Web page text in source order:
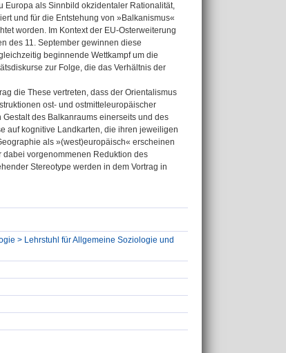
Europa als Sinnbild okzidentaler Rationalität,
und für die Entstehung von »Balkanismus«
worden. Im Kontext der EU-Osterweiterung
des 11. September gewinnen diese
beginnende Wettkampf um die
zur Folge, die das Verhältnis der
die These vertreten, dass der Orientalismus
ost- und ostmitteleuropäischer
des Balkanraums einerseits und des
auf kognitive Landkarten, die ihren jeweiligen
als »(west)europäisch« erscheinen
vorgenommenen Reduktion des
Stereotype werden in dem Vortrag in
> Lehrstuhl für Allgemeine Soziologie und